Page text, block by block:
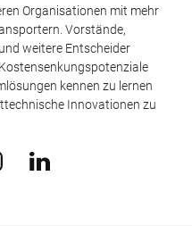
Organisationen mit mehr
Vorstände,
weitere Entscheider
kennen zu lernen
Innovationen zu